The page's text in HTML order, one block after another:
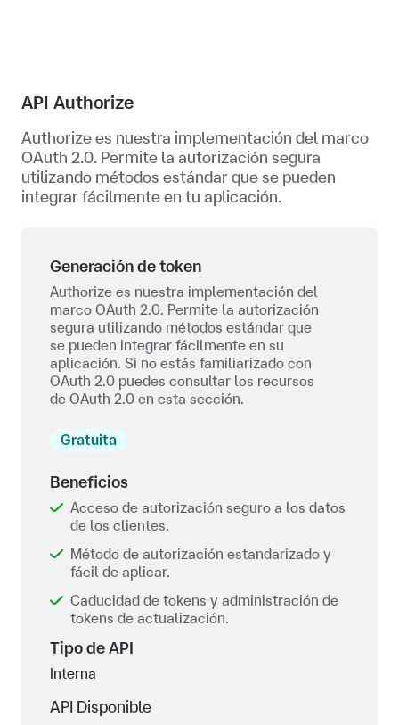
API Authorize
Authorize es nuestra implementación del marco
OAuth 2.0. Permite la autorización segura
utilizando métodos estándar que se pueden
integrar fácilmente en tu aplicación.
Generación de token
Authorize es nuestra implementación del
marco OAuth 2.0. Permite la autorización
segura utilizando métodos estándar que
se pueden integrar fácilmente en su
aplicación. Si no estás familiarizado con
OAuth 2.0 puedes consultar los recursos
de OAuth 2.0 en esta sección.
Gratuita
Beneficios
Acceso de autorización seguro a los datos
de los clientes.
Método de autorización estandarizado y
fácil de aplicar.
Caducidad de tokens y administración de
tokens de actualización.
Tipo de API
Interna
API Disponible